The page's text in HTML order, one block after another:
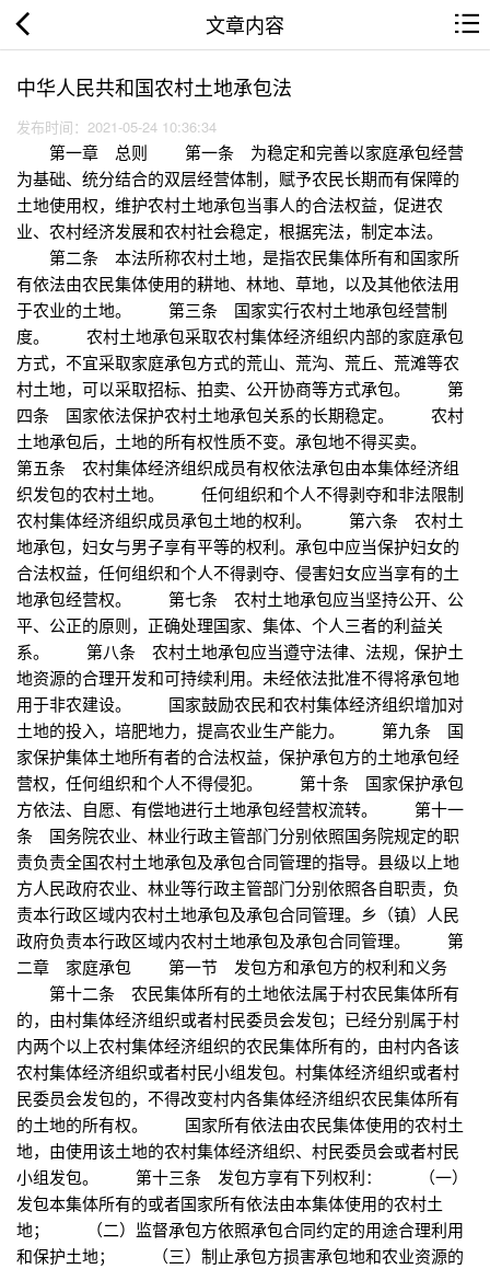
文章内容
中华人民共和国农村土地承包法
发布时间：2021-05-24 10:36:34
第一章 总则 第一条 为稳定和完善以家庭承包经营
为基础、统分结合的双层经营体制，赋予农民长期而有保障的
土地使用权，维护农村土地承包当事人的合法权益，促进农
业、农村经济发展和农村社会稳定，根据宪法，制定本法。
第二条 本法所称农村土地，是指农民集体所有和国家所
有依法由农民集体使用的耕地、林地、草地，以及其他依法用
于农业的土地。 第三条 国家实行农村土地承包经营制
度。 农村土地承包采取农村集体经济组织内部的家庭承包
方式，不宜采取家庭承包方式的荒山、荒沟、荒丘、荒滩等农
村土地，可以采取招标、拍卖、公开协商等方式承包。 第
四条 国家依法保护农村土地承包关系的长期稳定。 农村
土地承包后，土地的所有权性质不变。承包地不得买卖。
第五条 农村集体经济组织成员有权依法承包由本集体经济组
织发包的农村土地。 任何组织和个人不得剥夺和非法限制
农村集体经济组织成员承包土地的权利。 第六条 农村土
地承包，妇女与男子享有平等的权利。承包中应当保护妇女的
合法权益，任何组织和个人不得剥夺、侵害妇女应当享有的土
地承包经营权。 第七条 农村土地承包应当坚持公开、公
平、公正的原则，正确处理国家、集体、个人三者的利益关
系。 第八条 农村土地承包应当遵守法律、法规，保护土
地资源的合理开发和可持续利用。未经依法批准不得将承包地
用于非农建设。 国家鼓励农民和农村集体经济组织增加对
土地的投入，培肥地力，提高农业生产能力。 第九条 国
家保护集体土地所有者的合法权益，保护承包方的土地承包经
营权，任何组织和个人不得侵犯。 第十条 国家保护承包
方依法、自愿、有偿地进行土地承包经营权流转。 第十一
条 国务院农业、林业行政主管部门分别依照国务院规定的职
责负责全国农村土地承包及承包合同管理的指导。县级以上地
方人民政府农业、林业等行政主管部门分别依照各自职责，负
责本行政区域内农村土地承包及承包合同管理。乡（镇）人民
政府负责本行政区域内农村土地承包及承包合同管理。 第
二章 家庭承包 第一节 发包方和承包方的权利和义务
第十二条 农民集体所有的土地依法属于村农民集体所有
的，由村集体经济组织或者村民委员会发包；已经分别属于村
内两个以上农村集体经济组织的农民集体所有的，由村内各该
农村集体经济组织或者村民小组发包。村集体经济组织或者村
民委员会发包的，不得改变村内各集体经济组织农民集体所有
的土地的所有权。 国家所有依法由农民集体使用的农村土
地，由使用该土地的农村集体经济组织、村民委员会或者村民
小组发包。 第十三条 发包方享有下列权利： （一）
发包本集体所有的或者国家所有依法由本集体使用的农村土
地； （二）监督承包方依照承包合同约定的用途合理利用
和保护土地； （三）制止承包方损害承包地和农业资源的